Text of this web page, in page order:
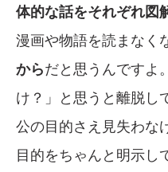
体的な話をそれぞれ図
漫画や物語を読まなく
からだと思うんですよ
け？」と思うと離脱し
公の目的さえ見失わな
目的をちゃんと明示し